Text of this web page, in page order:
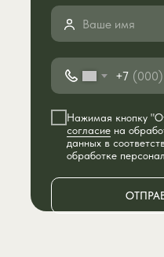
+7
Нажимая кнопку
согласие на
данных в
обработке